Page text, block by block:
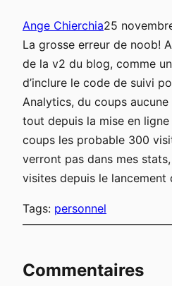
Ange Chierchia25
La grosse erreur de noob!
de la v2 du blog, comme
d’inclure le code de suivi
Analytics, du coups
tout depuis la mise en
coups les probable 300
verront pas dans mes
visites depuis le lancement
Tags: personnel
Commentaires